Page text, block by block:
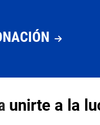
unirte a la